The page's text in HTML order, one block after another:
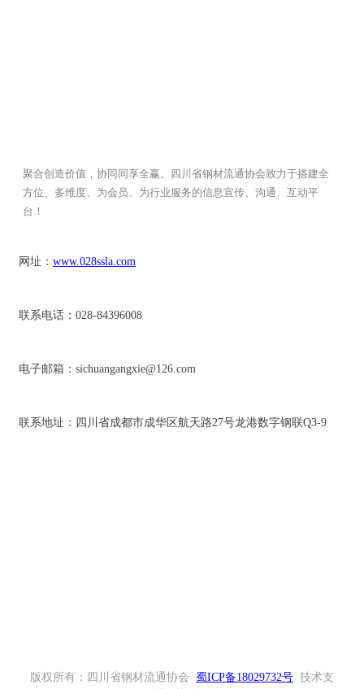
聚合创造价值，协同同享全赢。四川省钢材流通协会致力于搭建全
方位、多维度、为会员、为行业服务的信息宣传、沟通、互动平
台！
网址： www.028ssla.com
联系电话：028-84396008
电子邮箱：sichuangangxie@126.com
联系地址：四川省成都市成华区航天路27号龙港数字钢联Q3-9
版权所有：四川省钢材流通协会 蜀ICP备18029732号 技术支